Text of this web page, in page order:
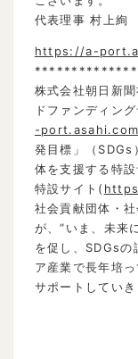
代表理事 村上絢
https://a-
株式会社朝日新
ドファンディン
-
発目標」（SDGs
体を支援する特設
特設サイト(
社会貢献団体・
が、“いま、未来
を促し、SDGs
ア産業で長年培
サポートしていき